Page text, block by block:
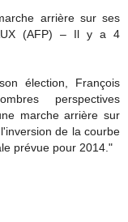
arrière sur ses
(AFP) – Il y a 4
élection, François
perspectives
marche arrière sur
de la courbe
prévue pour 2014."